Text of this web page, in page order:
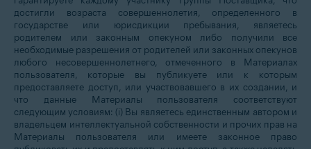
достигли возраста совершеннолетия, определенного в
государстве или юрисдикции пребывания, являетесь
родителем или законным опекуном либо получили все
необходимые разрешения от родителей или законных опекунов
любого несовершеннолетнего, отмеченного в Материалах
пользователя, которые вы публикуете или к которым
предоставляете доступ, или участвовавшего в их создании, и
что данные Материалы пользователя соответствуют
следующим условиям: (i) Вы являетесь единственным автором и
владельцем интеллектуальной собственности и прочих прав на
Материалы пользователя или имеете законное право